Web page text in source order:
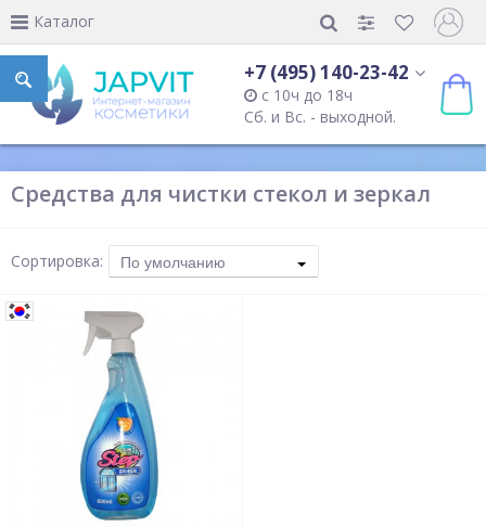
Каталог
+7 (495) 140-23-42
с 10ч до 18ч
Сб. и Вс. - выходной.
Средства для чистки стекол и зеркал
Сортировка: По умолчанию